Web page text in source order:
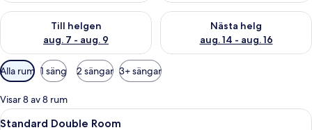
Till helgen
aug. 7 - aug. 9
Kontrollera tillgängligheten för den här helgen aug. 7 - aug. 9
Nästa helg
aug. 14 - aug. 16
Kontrollera tillgängligheten
Tillgängliga
filter
för
rum
Alla rum 1 säng 2 sängar 3+ sängar
Visar 8 av 8 rum
Öppna
Ett sovrum med en stor säng, en
9
Standard Double Room